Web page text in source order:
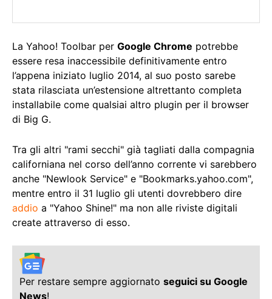
La Yahoo! Toolbar per Google Chrome potrebbe
essere resa inaccessibile definitivamente entro
l’appena iniziato luglio 2014, al suo posto sarebe
stata rilasciata un’estensione altrettanto completa
installabile come qualsiai altro plugin per il browser
di Big G.
Tra gli altri "rami secchi" già tagliati dalla compagnia
californiana nel corso dell’anno corrente vi sarebbero
anche "Newlook Service" e "Bookmarks.yahoo.com",
mentre entro il 31 luglio gli utenti dovrebbero dire
addio a "Yahoo Shine!" ma non alle riviste digitali
create attraverso di esso.
Per restare sempre aggiornato seguici su Google
News!